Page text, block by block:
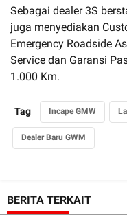
Sebagai dealer 3S
juga menyediakan
Emergency Roadside
Service dan Garansi
1.000 Km.
Tag Incape GMW
Dealer Baru GWM
BERITA TERKAIT